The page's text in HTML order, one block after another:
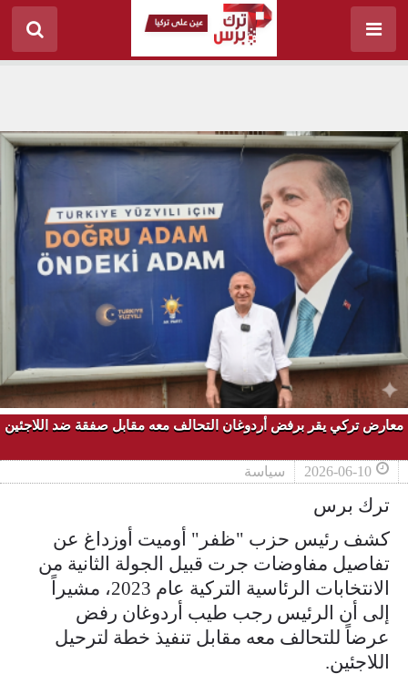
معارض تركي يقر برفض أردوغان التحالف معه مقابل صفقة ضد اللاجئين
2026-06-10 سياسة
ترك برس
كشف رئيس حزب "ظفر" أوميت أوزداغ عن
تفاصيل مفاوضات جرت قبيل الجولة الثانية من
الانتخابات الرئاسية التركية عام 2023، مشيراً
إلى أن الرئيس رجب طيب أردوغان رفض
عرضاً للتحالف معه مقابل تنفيذ خطة لترحيل
اللاجئين.